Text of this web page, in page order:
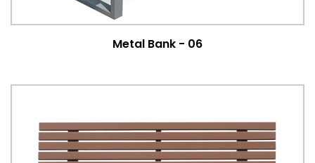
Metal Bank - 06